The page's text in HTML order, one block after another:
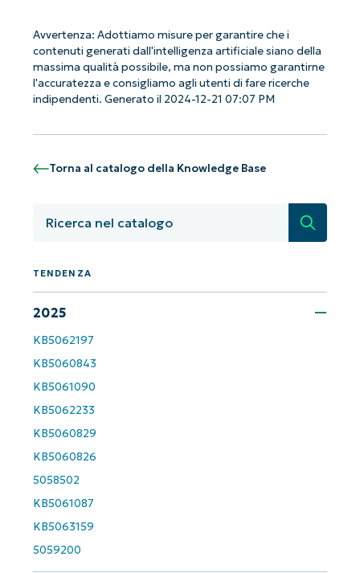
Avvertenza: Adottiamo misure per garantire che i
contenuti generati dall'intelligenza artificiale siano della
massima qualità possibile, ma non possiamo garantirne
l'accuratezza e consigliamo agli utenti di fare ricerche
indipendenti. Generato il 2024-12-21 07:07 PM
Torna al catalogo della Knowledge Base
Ricerca
TENDENZA
2025
KB5062197
KB5060843
KB5061090
KB5062233
KB5060829
KB5060826
5058502
KB5061087
KB5063159
5059200
Iniziate con le analisi KB guidate
dall'AI di NinjaOne!
Non è richiesta alcuna carta di credito e si ha
and
Company